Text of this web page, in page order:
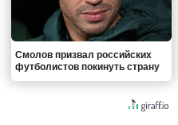
Смолов призвал российских
футболистов покинуть страну